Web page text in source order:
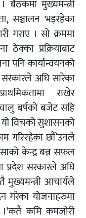
बैठकमा मुख्यमन्त्री
सञ्चालन भइरहेका
गराए । सो क्रममा
प्रक्रियाबाट
पनि कार्यान्वयनको
अघि सारेका
राखेर
बर्षको बजेट सहि
यो विचको सुशासनको
गरिरहेका छौं’उनले
केन्द्र बन्न सफल
प्रदेश सरकारले अघि
मुख्यमन्त्री आचार्यले
गरेका योजनाहरुमा
कमि कमजोरी